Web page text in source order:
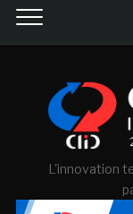
L'innovation